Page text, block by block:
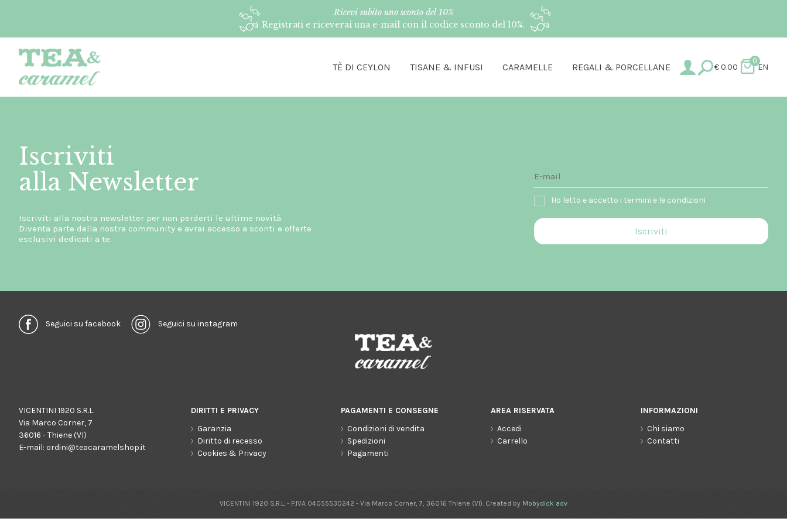
Ricevi subito uno sconto del 10%
Registrati e riceverai una e-mail con il codice sconto del 10%.
TÈ DI CEYLON TISANE & INFUSI CARAMELLE REGALI & PORCELLANE € 0.00
0
EN
Iscriviti
alla Newsletter
Iscriviti alla nostra newsletter per non perderti le ultime novità.
Diventa parte della nostra community e avrai accesso a sconti e offerte
esclusivi dedicati a te.
Ho letto e accetto i termini e le condizioni
Seguici su facebook Seguici su instagram
VICENTINI 1920 S.R.L.
Via Marco Corner, 7
36016 - Thiene (VI)
E-mail: ordini@teacaramelshop.it
DIRITTI E PRIVACY
Garanzia
Diritto di recesso
Cookies & Privacy
PAGAMENTI E CONSEGNE
Condizioni di vendita
Spedizioni
Pagamenti
AREA RISERVATA
Accedi
Carrello
INFORMAZIONI
Chi siamo
Contatti
VICENTINI 1920 S.R.L. - P.IVA 04055530242 - Via Marco Corner, 7, 36016 Thiene (VI). Created by Mobydick adv